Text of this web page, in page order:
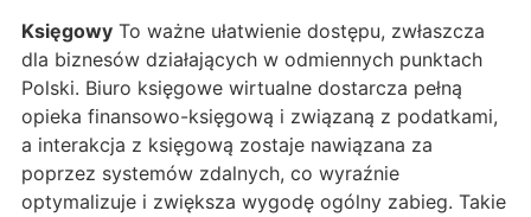
Księgowy To ważne ułatwienie dostępu, zwłaszcza
dla biznesów działających w odmiennych punktach
Polski. Biuro księgowe wirtualne dostarcza pełną
opieka finansowo-księgową i związaną z podatkami,
a interakcja z księgową zostaje nawiązana za
poprzez systemów zdalnych, co wyraźnie
optymalizuje i zwiększa wygodę ogólny zabieg. Takie